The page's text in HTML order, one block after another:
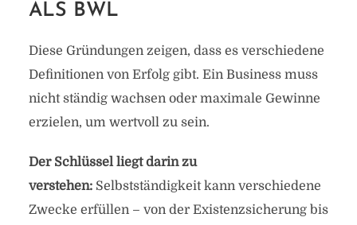
ALS BWL
Diese Gründungen zeigen, dass es verschiedene
Definitionen von Erfolg gibt. Ein Business muss
nicht ständig wachsen oder maximale Gewinne
erzielen, um wertvoll zu sein.
Der Schlüssel liegt darin zu
verstehen:Selbstständigkeit kann verschiedene
Zwecke erfüllen – von der Existenzsicherung bis